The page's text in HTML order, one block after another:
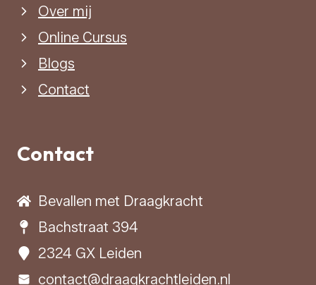
Over mij
Online Cursus
Blogs
Contact
Contact
Bevallen met Draagkracht
Bachstraat 394
2324 GX Leiden
contact@draagkrachtleiden.nl